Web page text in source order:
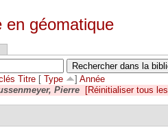
en géomatique
Titre [ Type ] Année
Pierre [Réinitialiser tous